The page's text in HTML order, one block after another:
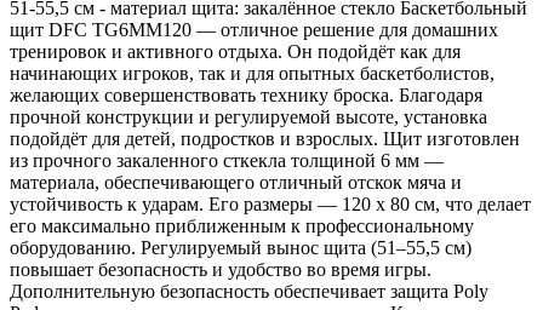
51-55,5 см - материал щита: закалённое стекло Баскетбольный
щит DFC TG6MM120 — отличное решение для домашних
тренировок и активного отдыха. Он подойдёт как для
начинающих игроков, так и для опытных баскетболистов,
желающих совершенствовать технику броска. Благодаря
прочной конструкции и регулируемой высоте, установка
подойдёт для детей, подростков и взрослых. Щит изготовлен
из прочного закаленного сткекла толщиной 6 мм —
материала, обеспечивающего отличный отскок мяча и
устойчивость к ударам. Его размеры — 120 x 80 см, что делает
его максимально приближенным к профессиональному
оборудованию. Регулируемый вынос щита (51–55,5 см)
повышает безопасность и удобство во время игры.
Дополнительную безопасность обеспечивает защита Poly